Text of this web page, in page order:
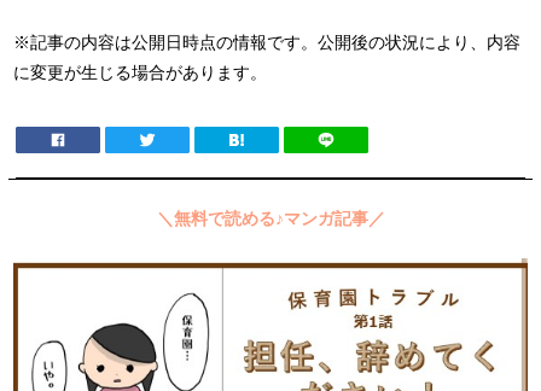
※記事の内容は公開日時点の情報です。公開後の状況により、内容
に変更が生じる場合があります。
＼無料で読める♪マンガ記事／